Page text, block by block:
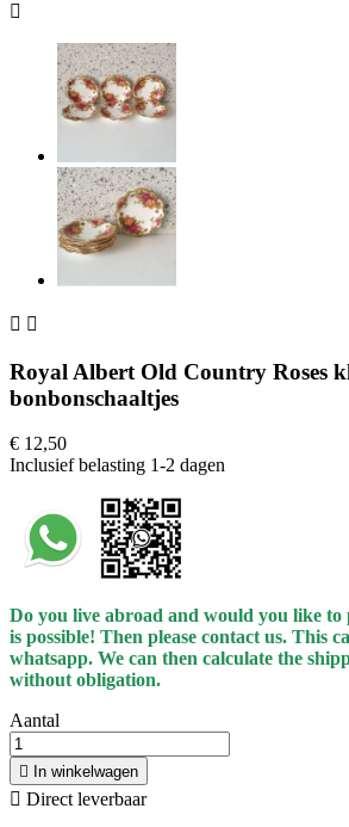

 
Royal Albert Old Country Roses
bonbonschaaltjes
€ 12,50
Inclusief belasting 1-2 dagen
Do you live abroad and would you like to
is possible! Then please contact us. This
whatsapp. We can then calculate the
without obligation.
Aantal
 In winkelwagen
 Direct leverbaar